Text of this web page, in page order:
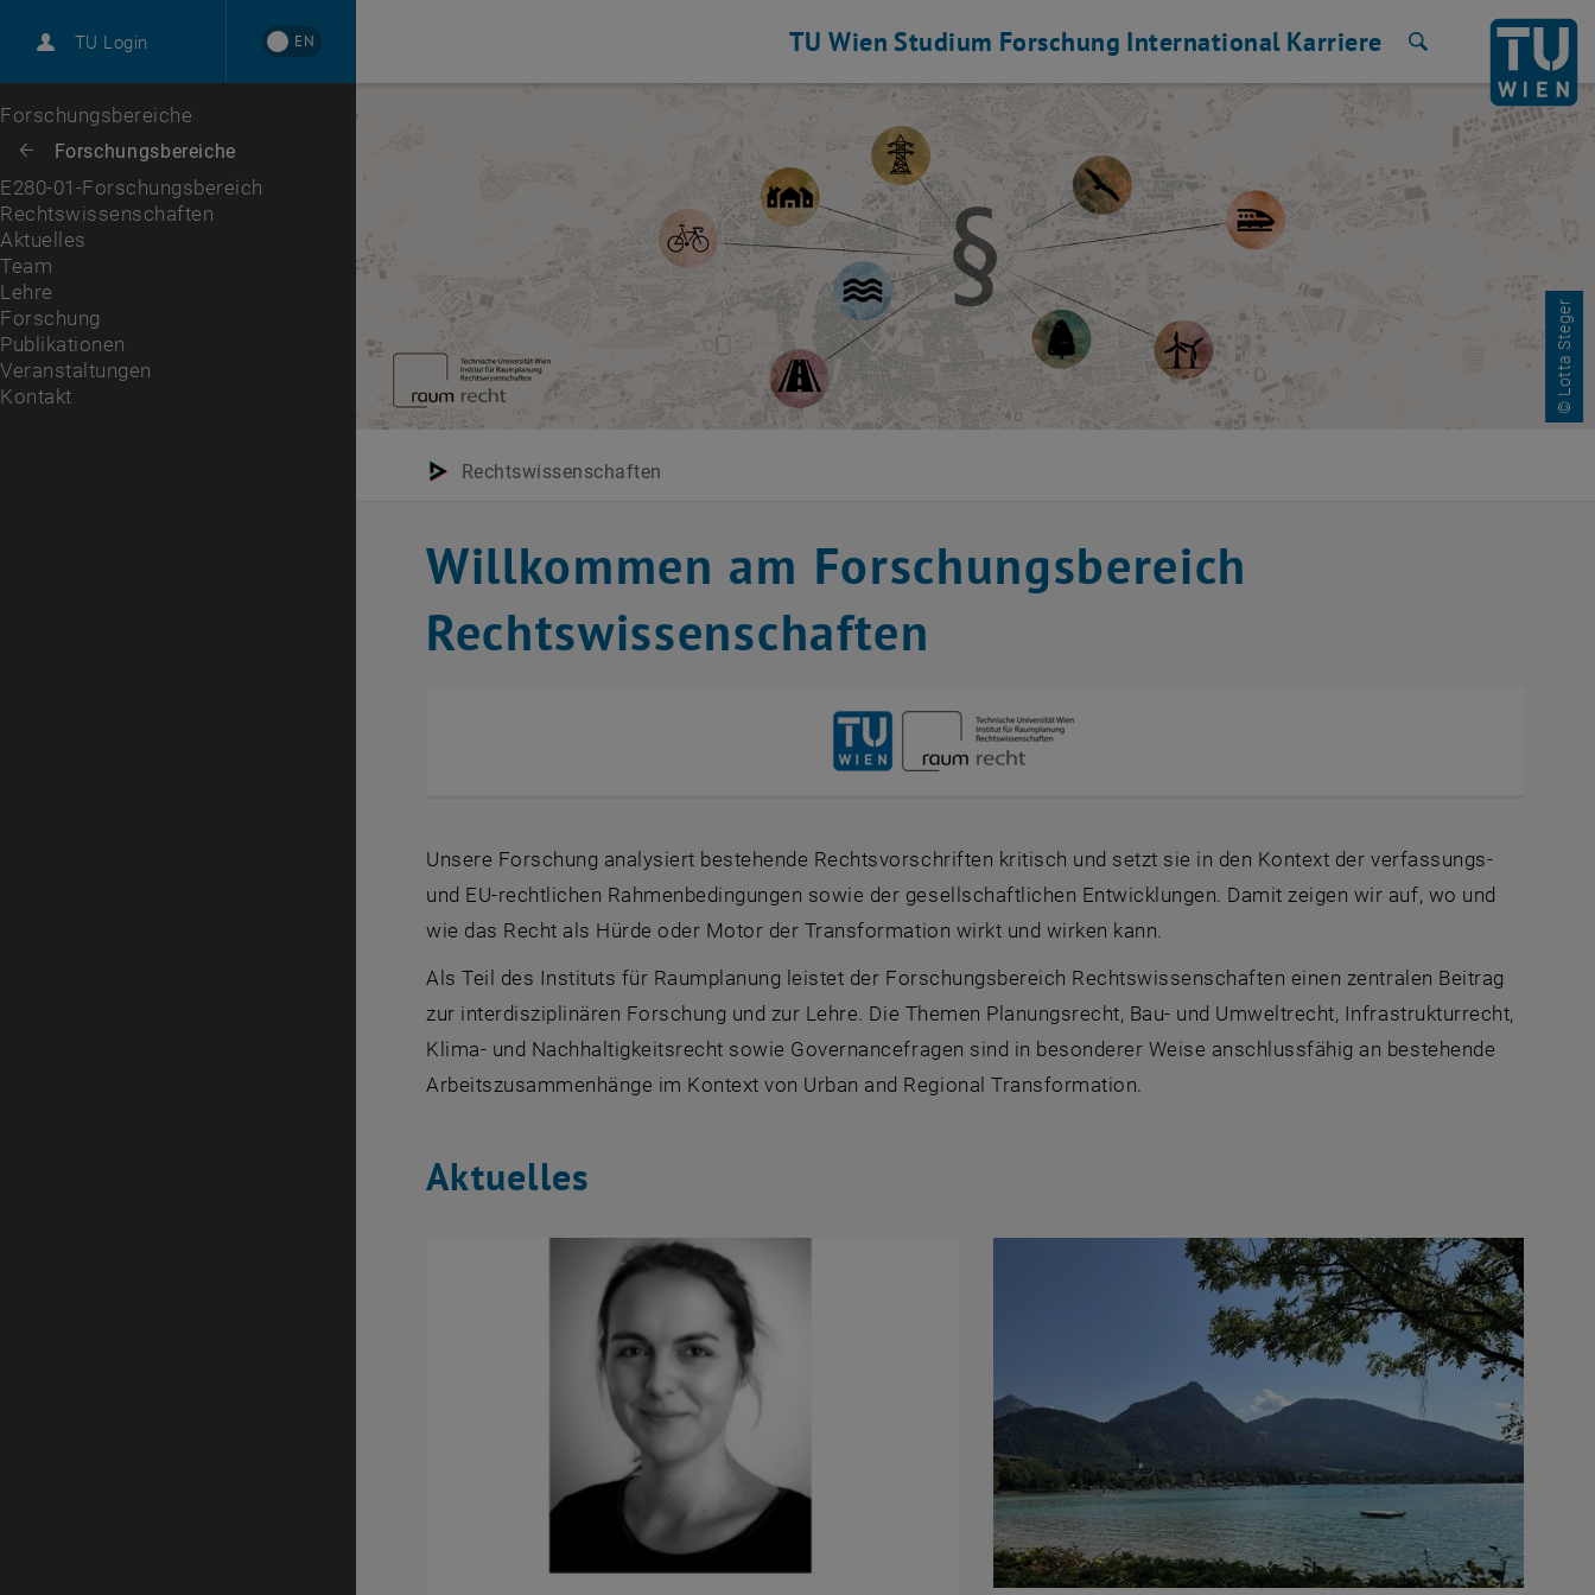
TU Login EN
Karriere
Zur 1. Menü Ebene
Forschungsbereiche
Zurück: Subseiten von Forschungsbereiche auflisten
Zurück zur letzten Ebene:
Forschungsbereiche
E280-01-Forschungsbereich
Rechtswissenschaften
Aktuelles
Team
Lehre
Forschung
Publikationen
Veranstaltungen
Kontakt
TU Wien Studium Forschung International Karriere
© Lotta Steger
Rechtswissenschaften
Willkommen am Forschungsbereich
Rechtswissenschaften
Unsere Forschung analysiert bestehende Rechtsvorschriften kritisch und setzt sie in den Kontext der verfassungs-
und EU-rechtlichen Rahmenbedingungen sowie der gesellschaftlichen Entwicklungen. Damit zeigen wir auf, wo und
wie das Recht als Hürde oder Motor der Transformation wirkt und wirken kann.
Als Teil des Instituts für Raumplanung leistet der Forschungsbereich Rechtswissenschaften einen zentralen Beitrag
zur interdisziplinären Forschung und zur Lehre. Die Themen Planungsrecht, Bau- und Umweltrecht, Infrastrukturrecht,
Klima- und Nachhaltigkeitsrecht sowie Governancefragen sind in besonderer Weise anschlussfähig an bestehende
Arbeitszusammenhänge im Kontext von Urban and Regional Transformation.
Aktuelles